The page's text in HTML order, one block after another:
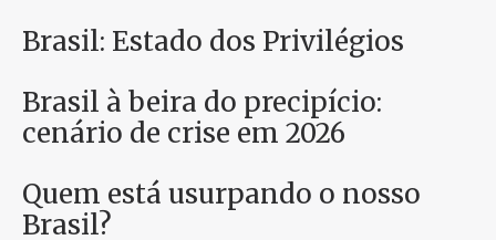
Brasil: Estado dos Privilégios
Brasil à beira do precipício:
cenário de crise em 2026
Quem está usurpando o nosso
Brasil?